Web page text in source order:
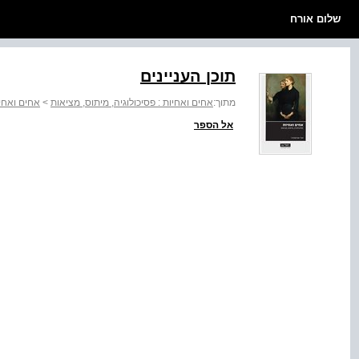
שלום אורח
תוכן העניינים
מתוך:אחים ואחיות : פסיכולוגיה, מיתוס, מציאות > אחים
אל הספר